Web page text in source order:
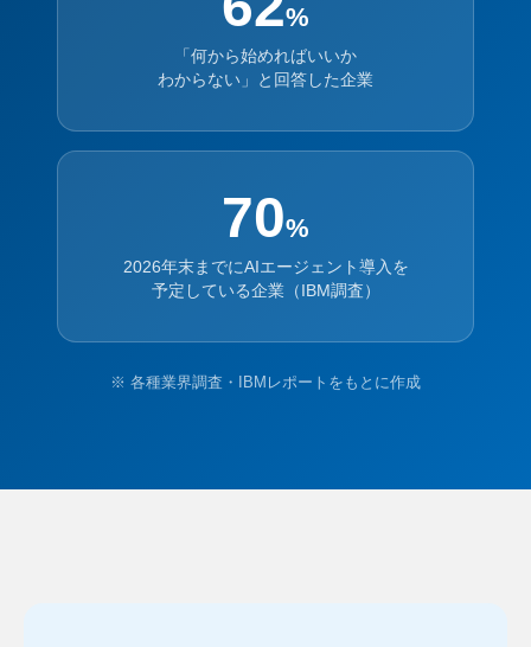
%
「何から始めればいいか
わからない」と回答した企業
70%
2026年末までにAIエージェント導入を
予定している企業（IBM調査）
※ 各種業界調査・IBMレポートをもとに作成